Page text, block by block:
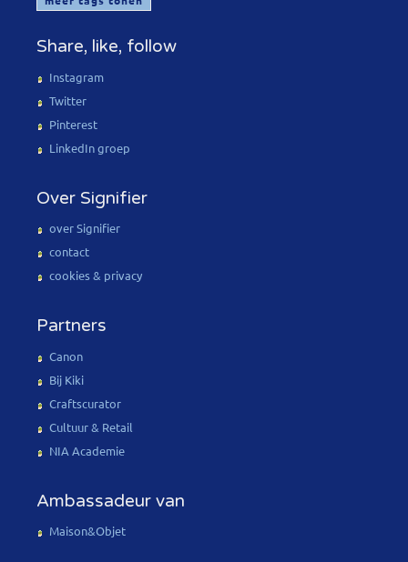
Share, like, follow
Instagram
Twitter
Pinterest
LinkedIn groep
Over Signifier
over Signifier
contact
cookies & privacy
Partners
Canon
Bij Kiki
Craftscurator
Cultuur & Retail
NIA Academie
Ambassadeur van
Maison&Objet